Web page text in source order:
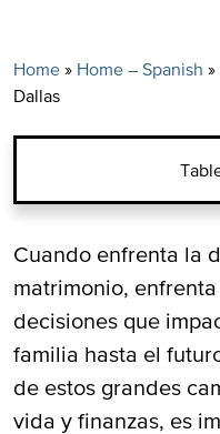
Home » Home – Spanish »
Dallas
Cuando enfrenta la
matrimonio,
decisiones que
familia hasta el
de estos grandes
vida y finanzas, es